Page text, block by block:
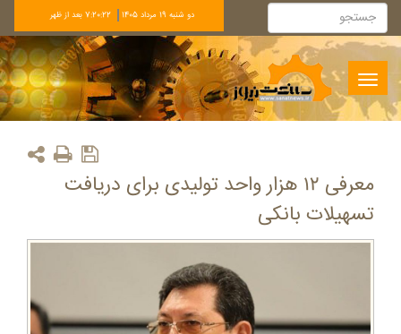
دو شنبه 19 مرداد 1405 7:20:22 بعد از ظهر
Toggle
navigation
معرفی ۱۲ هزار واحد تولیدی برای دریافت
تسهیلات بانکی